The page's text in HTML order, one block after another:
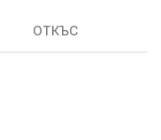
ОТКЪС